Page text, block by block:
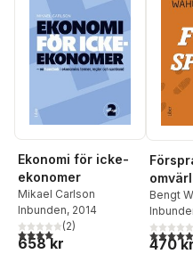
Ekonomi för icke-
ekonomer
Mikael Carlson
Inbunden, 2014
4,0utav 5 stjärnor. Totalt antal
(2)
658 kr
riktigt
Bengt
5,0utav
470 kr